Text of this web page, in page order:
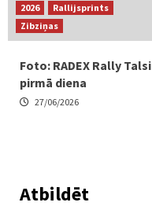
2026
Rallijsprints
Zibziņas
Foto: RADEX Rally Talsi
pirmā diena
27/06/2026
Atbildēt